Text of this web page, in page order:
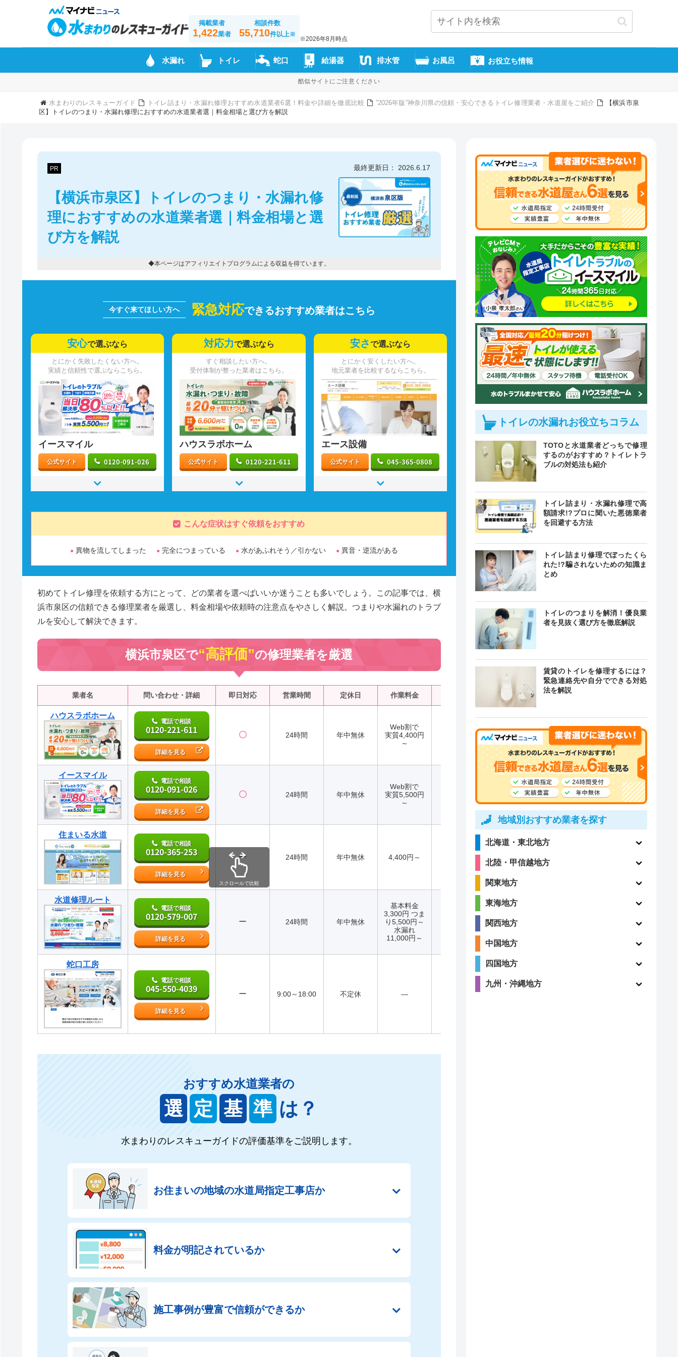
掲載業者
1,422業者
相談件数
55,710件以上※
※2026年8月時点
水漏れ トイレ 蛇口 給湯器 排水管 お風呂 お役立ち情報
酷似サイトにご注意ください
水まわりのレスキューガイド トイレ詰まり・水漏れ修理おすすめ水道業者6選！料金や詳細を徹底比較 ”2026年版”神奈川県の信頼・安心できるトイレ修理業者・水道屋をご紹介
【横浜市泉
区】トイレのつまり・水漏れ修理におすすめの水道業者選｜料金相場と選び方を解説
PR
【横浜市泉区】トイレのつまり・水漏れ修
理におすすめの水道業者選｜料金相場と選
び方を解説
最終更新日： 2026.6.17
◆本ページはアフィリエイトプログラムによる収益を得ています。
緊急対応できるおすすめ業者はこちら
安心で選ぶなら
とにかく失敗したくない方へ。
実績と信頼性で選ぶならこちら。
イースマイル
公式サイト 0120-091-026
対応力で選ぶなら
すぐ相談したい方へ。
受付体制が整った業者はこちら。
ハウスラボホーム
公式サイト 0120-221-611
安さで選ぶなら
とにかく安くしたい方へ。
地元業者を比較するならこちら。
エース設備
公式サイト 045-365-0808
こんな症状はすぐ依頼をおすすめ
異物を流してしまった 完全につまっている 水があふれそう／引かない 異音・逆流がある
初めてトイレ修理を依頼する方にとって、どの業者を選べばいいか迷うことも多いでしょう。この記事では、横
浜市泉区の信頼できる修理業者を厳選し、料金相場や依頼時の注意点をやさしく解説。つまりや水漏れのトラブ
ルを安心して解決できます。
横浜市泉区で“高評価”の修理業者を厳選
業者名 問い合わせ・詳細 即日対応 営業時間 定休日 作業料金 クチコミ
ハウスラボホーム
電話で相談
0120-221-611
詳細を見る
〇 24時間 年中無休
Web割で
実質4,400円
～
ー
イースマイル
電話で相談
0120-091-026
詳細を見る
〇 24時間 年中無休
Web割で
実質5,500円
～
4.1
（198件）
住まいる水道
電話で相談
0120-365-253
詳細を見る
ー 24時間 年中無休 4,400円～
3.6
（73件）
水道修理ルート
電話で相談
0120-579-007
詳細を見る
ー 24時間 年中無休
基本料金
3,300円 つま
り5,500円～
水漏れ
11,000円～
蛇口工房
電話で相談
045-550-4039
詳細を見る
ー 9:00～18:00 不定休 ―
スクロールで比較
おすすめ水道業者の
選 定 基 準 は？
水まわりのレスキューガイドの評価基準をご説明します。
お住まいの地域の水道局指定工事店か
料金が明記されているか
施工事例が豊富で信頼ができるか
トイレの水漏れお役立ちコラム
TOTOと水道業者どっちで修理
するのがおすすめ？トイレトラ
ブルの対処法も紹介
トイレ詰まり・水漏れ修理で高
額請求!?プロに聞いた悪徳業者
を回避する方法
トイレ詰まり修理でぼったくら
れた!?騙されないための知識ま
とめ
トイレのつまりを解消！優良業
者を見抜く選び方を徹底解説
賃貸のトイレを修理するには？
緊急連絡先や自分でできる対処
法を解説
地域別おすすめ業者を探す
北海道・東北地方
北陸・甲信越地方
関東地方
東海地方
関西地方
中国地方
四国地方
九州・沖縄地方